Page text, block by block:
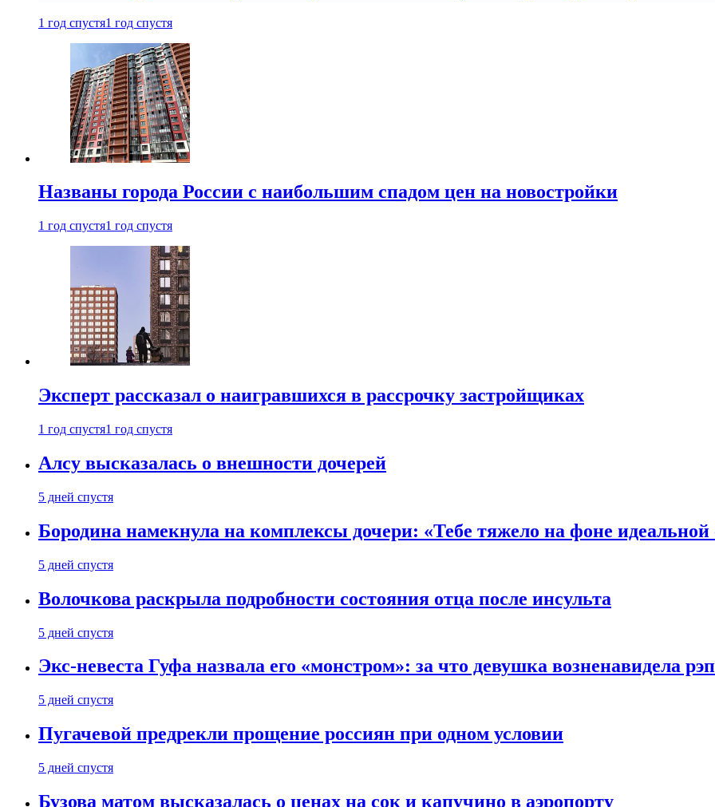
1 год спустя1 год спустя
Названы города России с наибольшим спадом цен на новостройки
1 год спустя1 год спустя
Эксперт рассказал о наигравшихся в рассрочку застройщиках
1 год спустя1 год спустя
Алсу высказалась о внешности дочерей
5 дней спустя
Бородина намекнула на комплексы дочери: «Тебе тяжело на фоне идеальной
5 дней спустя
Волочкова раскрыла подробности состояния отца после инсульта
5 дней спустя
Экс-невеста Гуфа назвала его «монстром»: за что девушка возненавидела
5 дней спустя
Пугачевой предрекли прощение россиян при одном условии
5 дней спустя
Бузова матом высказалась о ценах на сок и капучино в аэропорту